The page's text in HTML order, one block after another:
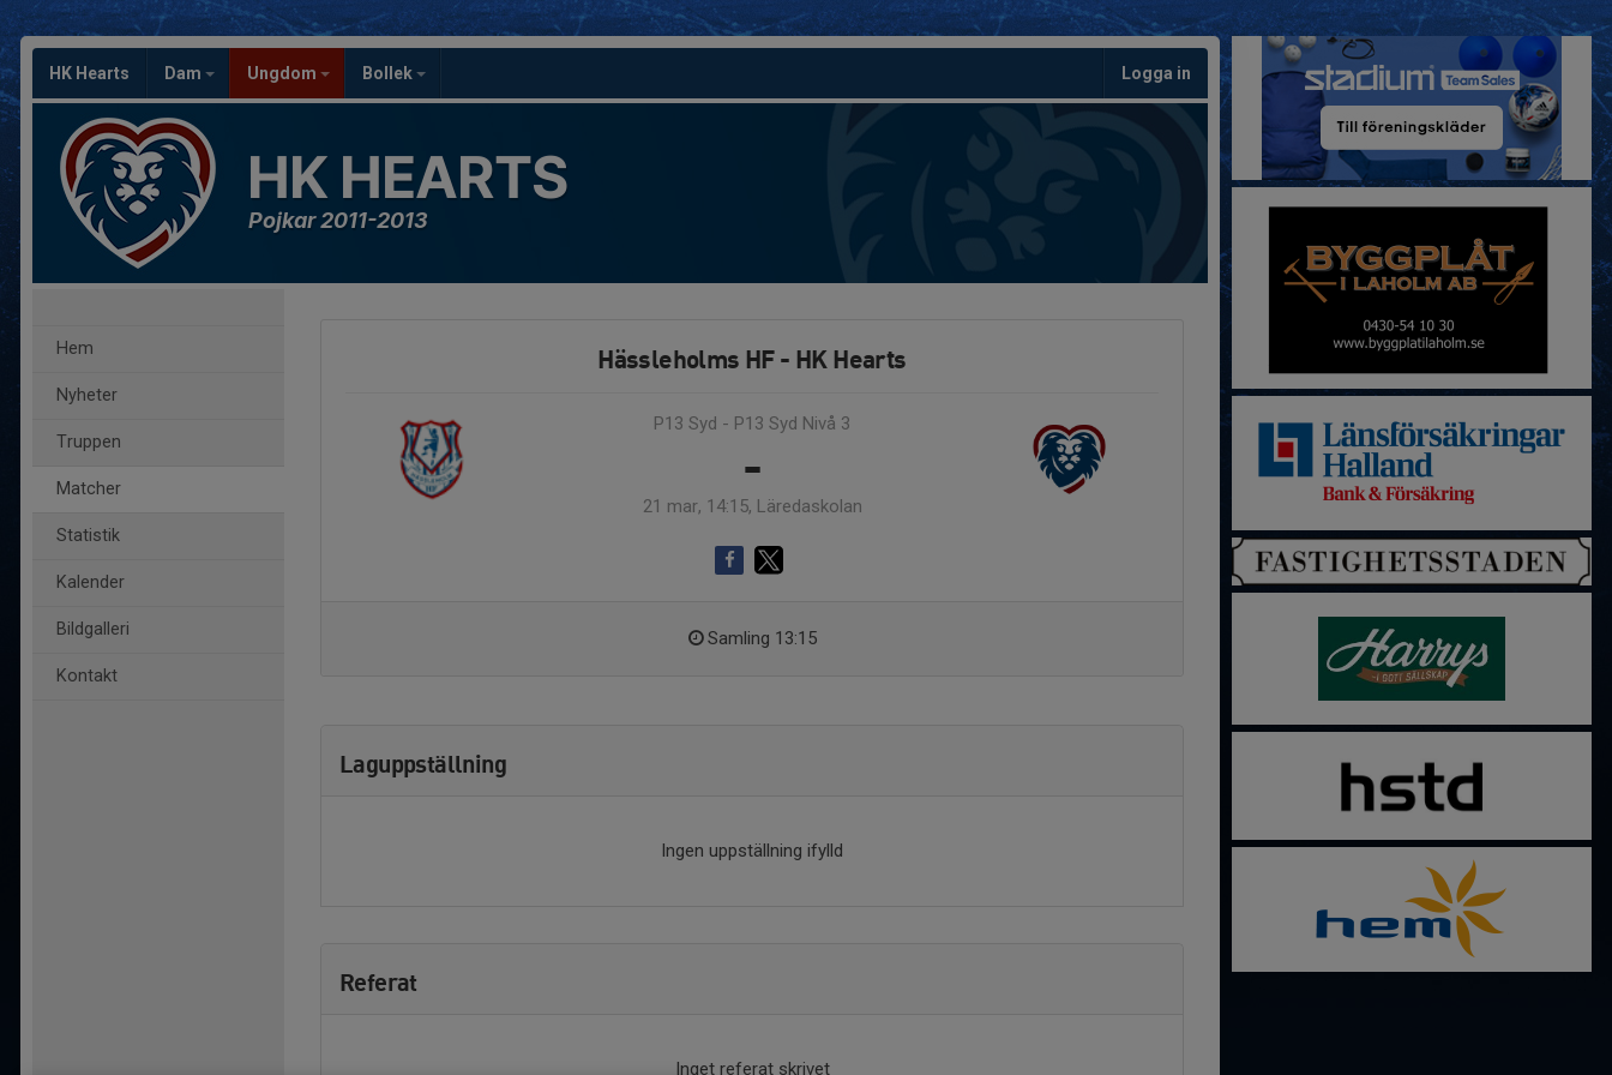
HK Hearts Dam Ungdom Bollek Logga in
HK HEARTS
Pojkar 2011-2013
Hem
Nyheter
Truppen
Matcher
Statistik
Kalender
Bildgalleri
Kontakt
Hässleholms HF - HK Hearts
P13 Syd - P13 Syd Nivå 3
-
21 mar, 14:15, Läredaskolan
Samling 13:15
Laguppställning
Ingen uppställning ifylld
Referat
Inget referat skrivet